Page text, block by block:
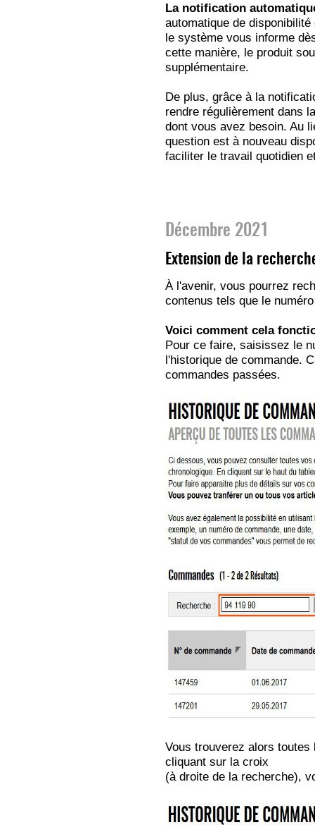
La notification
automatique de
le système vous informe
cette manière, le produit
supplémentaire.
De plus, grâce à la
rendre régulièrement dans
dont vous avez besoin. Au
question est à nouveau
faciliter le travail quotidien
Décembre 2021
Extension de la
À l'avenir, vous pourrez
contenus tels que le
Voici comment cela
Pour ce faire, saisissez le
l'historique de commande.
commandes passées.
Vous trouverez alors
cliquant sur la croix
(à droite de la recherche),